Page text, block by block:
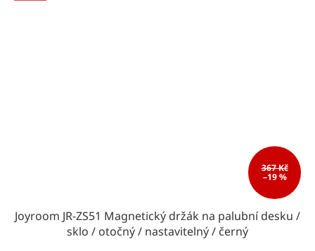
367 Kč
–19 %
Joyroom JR-ZS51 Magnetický držák na palubní desku /
sklo / otočný / nastavitelný / černý